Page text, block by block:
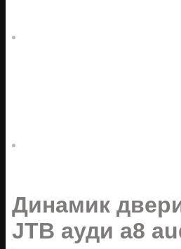
Динамик
JTB ауди а8